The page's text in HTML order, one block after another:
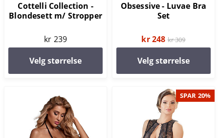
Cottelli Collection -
Blondesett m/ Stropper
kr 239
Velg størrelse
Obsessive - Luvae Bra
Set
kr 248 kr 309
Velg størrelse
SPAR 20%